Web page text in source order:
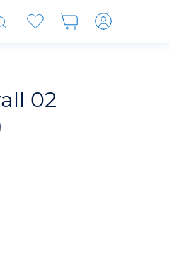
02